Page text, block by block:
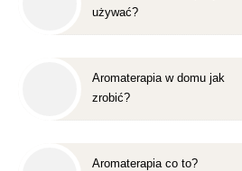
używać?
Aromaterapia w domu jak
zrobić?
Aromaterapia co to?